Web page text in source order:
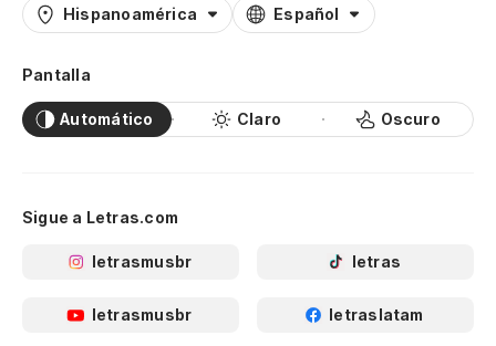
Hispanoamérica Español
Pantalla
Automático Claro Oscuro
Sigue a Letras.com
letrasmusbr letras
letrasmusbr letraslatam